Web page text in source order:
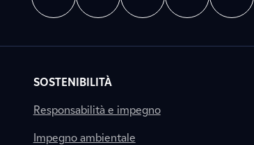
SOSTENIBILITÀ
Responsabilità e impegno
Impegno ambientale